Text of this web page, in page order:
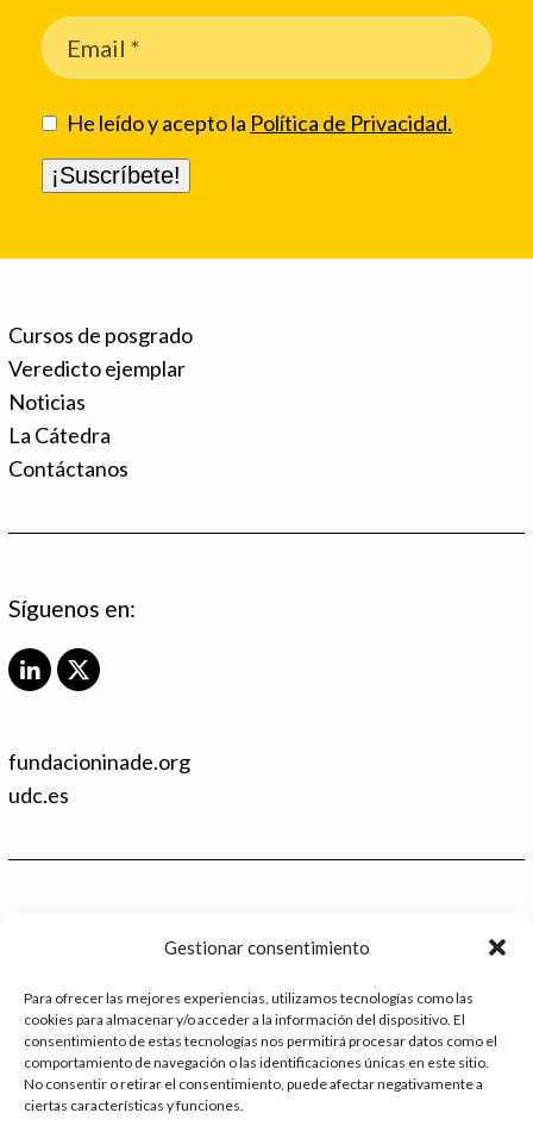
Gestionar consentimiento
Para ofrecer las mejores experiencias, utilizamos tecnologías como las
cookies para almacenar y/o acceder a la información del dispositivo. El
consentimiento de estas tecnologías nos permitirá procesar datos como el
comportamiento de navegación o las identificaciones únicas en este sitio.
No consentir o retirar el consentimiento, puede afectar negativamente a
ciertas características y funciones.
He leído y acepto la Política de Privacidad.
Cursos de posgrado
Veredicto ejemplar
Noticias
La Cátedra
Contáctanos
Síguenos en:
L
e
d
X
t
fundacioninade.org
udc.es
986 48 52 28 - Ext.2
administracion@catedrafundacioninade.org
Universidade da Coruña - Facultad de Derecho
Campus Elviña s/n